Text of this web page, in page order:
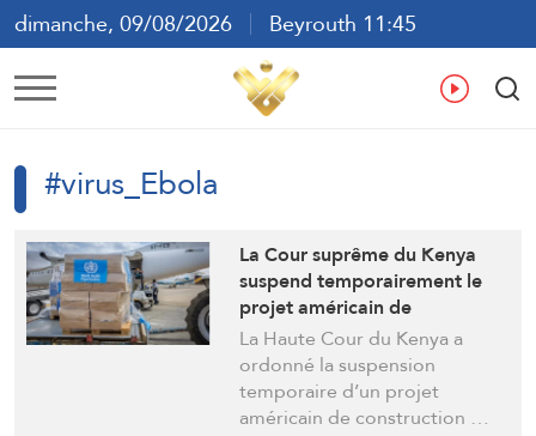
dimanche, 09/08/2026
Beyrouth 11:45
ع
#virus_Ebola
La Cour suprême du Kenya
suspend temporairement le
projet américain de
construction d’un centre de
quarantaine pour les
personnes exposées au virus
Ebola
La Haute Cour du Kenya a
ordonné la suspension
temporaire d’un projet
américain de construction …